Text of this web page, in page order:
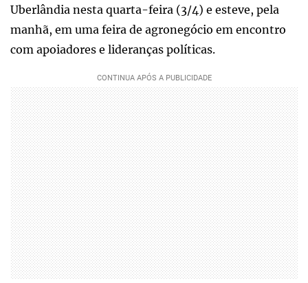
Uberlândia nesta quarta-feira (3/4) e esteve, pela
manhã, em uma feira de agronegócio em encontro
com apoiadores e lideranças políticas.